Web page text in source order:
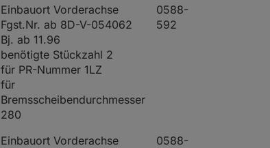
Einbauort Vorderachse
Fgst.Nr. ab 8D-V-054062
Bj. ab 11.96
benötigte Stückzahl 2
für PR-Nummer 1LZ
für
Bremsscheibendurchmesser
280
0588-
592
Einbauort Vorderachse
0588-